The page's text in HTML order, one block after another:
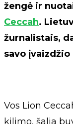
žengė ir
Ceccah.
žurnalistais,
savo
Vos Lion
kilimo, šalia